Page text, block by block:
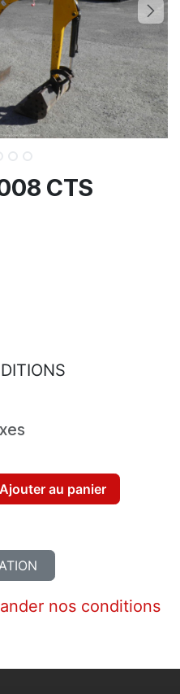
CTS
Ajouter au panier
nos conditions